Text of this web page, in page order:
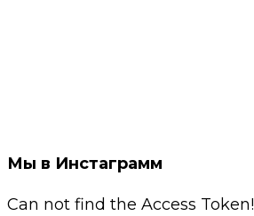
Мы в Инстаграмм
Can not find the Access Token!